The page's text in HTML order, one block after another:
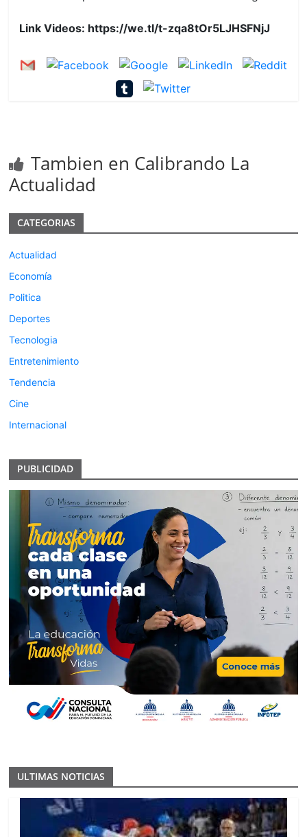
Link Videos: https://we.tl/t-zqa8tOr5LJHSFNjJ
Tambien en Calibrando La
Actualidad
CATEGORIAS
Actualidad
Economía
Politica
Deportes
Tecnologia
Entretenimiento
Tendencia
Cine
Internacional
PUBLICIDAD
ULTIMAS NOTICIAS